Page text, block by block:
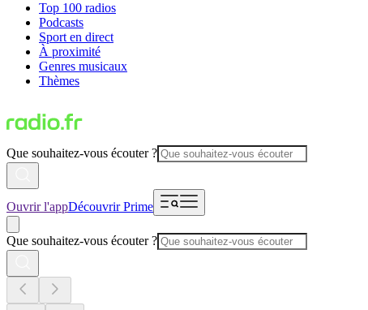
Top 100 radios
Podcasts
Sport en direct
À proximité
Genres musicaux
Thèmes
Que souhaitez-vous écouter ?
Ouvrir l'appDécouvrir Prime
Que souhaitez-vous écouter ?